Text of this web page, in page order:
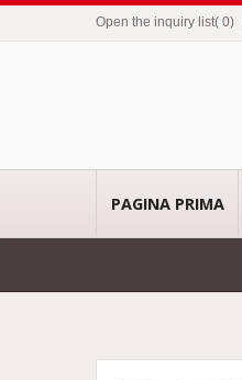
Open the inquiry list( 0)
PAGINA PRIMA